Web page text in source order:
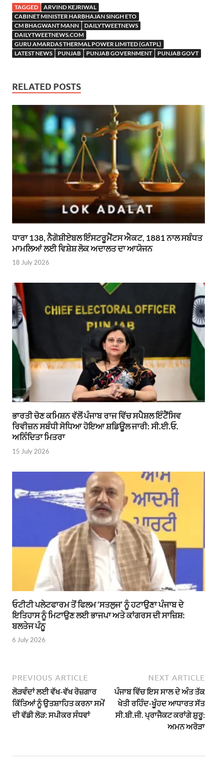
TAGGED
ARVIND KEJRIWAL
CABINET MINISTER HARBHAJAN SINGH ETO
CM BHAGWANT MANN
DAILYTWEETNEWS
DAILYTWEETNEWS.COM
GURU AMARDAS THERMAL POWER LIMITED (GATPL)
LATEST NEWS
PUNJAB PUNJAB GOVERNMENT PUNJAB GOVT
RELATED POSTS
ਧਾਰਾ 138, ਨੈਗੋਸ਼ੀਏਬਲ ਇੰਸਟਰੂਮੈਂਟਸ ਐਕਟ, 1881 ਨਾਲ ਸਬੰਧਤ
ਮਾਮਲਿਆਂ ਲਈ ਵਿਸ਼ੇਸ਼ ਲੋਕ ਅਦਾਲਤ ਦਾ ਆਯੋਜਨ
18 July 2026
ਭਾਰਤੀ ਚੋਣ ਕਮਿਸ਼ਨ ਵੱਲੋਂ ਪੰਜਾਬ ਰਾਜ ਵਿੱਚ ਸਪੈਸ਼ਲ ਇੰਟੈਂਸਿਵ
ਰਿਵੀਜ਼ਨ ਸਬੰਧੀ ਸੋਧਿਆ ਹੋਇਆ ਸ਼ਡਿਊਲ ਜਾਰੀ: ਸੀ.ਈ.ਓ.
ਅਨਿੰਦਿਤਾ ਮਿਤਰਾ
15 July 2026
ਓਟੀਟੀ ਪਲੇਟਫਾਰਮ ਤੋਂ ਫਿਲਮ ‘ਸਤਲੁਜ’ ਨੂੰ ਹਟਾਉਣਾ ਪੰਜਾਬ ਦੇ
ਇਤਿਹਾਸ ਨੂੰ ਮਿਟਾਉਣ ਲਈ ਭਾਜਪਾ ਅਤੇ ਕਾਂਗਰਸ ਦੀ ਸਾਜ਼ਿਸ਼:
ਬਲਤੇਜ ਪੰਨੂ
6 July 2026
PREVIOUS ARTICLE
ਲੋੜਵੰਦਾਂ ਲਈ ਵੱਖ-ਵੱਖ ਰੋਜ਼ਗਾਰ
ਕਿੱਤਿਆਂ ਨੂੰ ਉਤਸ਼ਾਹਿਤ ਕਰਨਾ ਸਮੇਂ
ਦੀ ਵੱਡੀ ਲੋੜ: ਸਪੀਕਰ ਸੰਧਵਾਂ
NEXT ARTICLE
ਪੰਜਾਬ ਵਿੱਚ ਇਸ ਸਾਲ ਦੇ ਅੰਤ ਤੱਕ
ਖੇਤੀ ਰਹਿੰਦ-ਖੂੰਹਦ ਆਧਾਰਤ ਸੱਤ
ਸੀ.ਬੀ.ਜੀ. ਪ੍ਰਾਜੈਕਟ ਕਰਾਂਗੇ ਸ਼ੁਰੂ:
ਅਮਨ ਅਰੋੜਾ